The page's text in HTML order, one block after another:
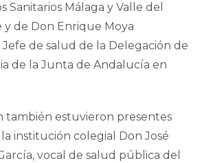
Sanitarios Málaga y Valle del
y de Don Enrique Moya
Jefe de salud de la Delegación de
de la Junta de Andalucía en
también estuvieron presentes
institución colegial Don José
vocal de salud pública del